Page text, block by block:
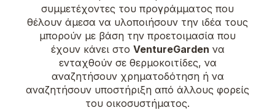
συμμετέχοντες του προγράμματος που
θέλουν άμεσα να υλοποιήσουν την ιδέα τους
μπορούν με βάση την προετοιμασία που
έχουν κάνει στο VentureGarden να
ενταχθούν σε θερμοκοιτίδες, να
αναζητήσουν χρηματοδότηση ή να
αναζητήσουν υποστήριξη από άλλους φορείς
του οικοσυστήματος.